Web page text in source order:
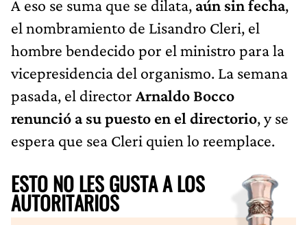
A eso se suma que se dilata, aún sin fecha,
el nombramiento de Lisandro Cleri, el
hombre bendecido por el ministro para la
vicepresidencia del organismo. La semana
pasada, el director Arnaldo Bocco
renunció a su puesto en el directorio, y se
espera que sea Cleri quien lo reemplace.
ESTO NO LES GUSTA A LOS
AUTORITARIOS